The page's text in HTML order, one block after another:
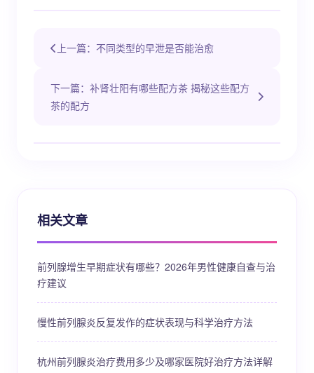
上一篇：不同类型的早泄是否能治愈
下一篇：补肾壮阳有哪些配方茶 揭秘这些配方
茶的配方
相关文章
前列腺增生早期症状有哪些？2026年男性健康自查与治
疗建议
慢性前列腺炎反复发作的症状表现与科学治疗方法
杭州前列腺炎治疗费用多少及哪家医院好治疗方法详解